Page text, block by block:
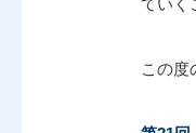
この度